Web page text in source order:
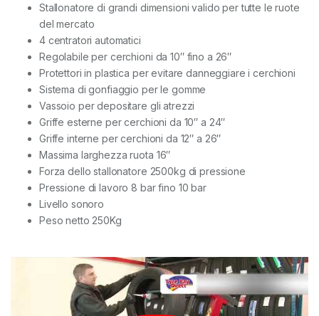
Stallonatore di grandi dimensioni valido per tutte le ruote
del mercato
4 centratori automatici
Regolabile per cerchioni da 10″ fino a 26″
Protettori in plastica per evitare danneggiare i cerchioni
Sistema di gonfiaggio per le gomme
Vassoio per depositare gli atrezzi
Griffe esterne per cerchioni da 10″ a 24″
Griffe interne per cerchioni da 12″ a 26″
Massima larghezza ruota 16″
Forza dello stallonatore 2500kg di pressione
Pressione di lavoro 8 bar fino 10 bar
Livello sonoro
Peso netto 250Kg